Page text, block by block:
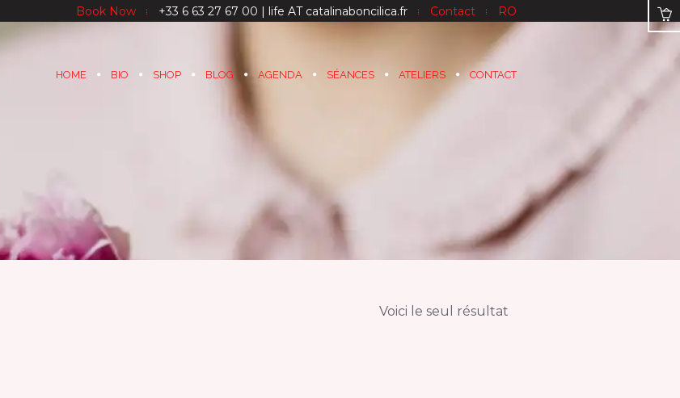
Book Now +33 6 63 27 67 00 | life AT catalinaboncilica.fr Contact RO
HOME BIO SHOP BLOG AGENDA SÉANCES ATELIERS CONTACT
Voici le seul résultat